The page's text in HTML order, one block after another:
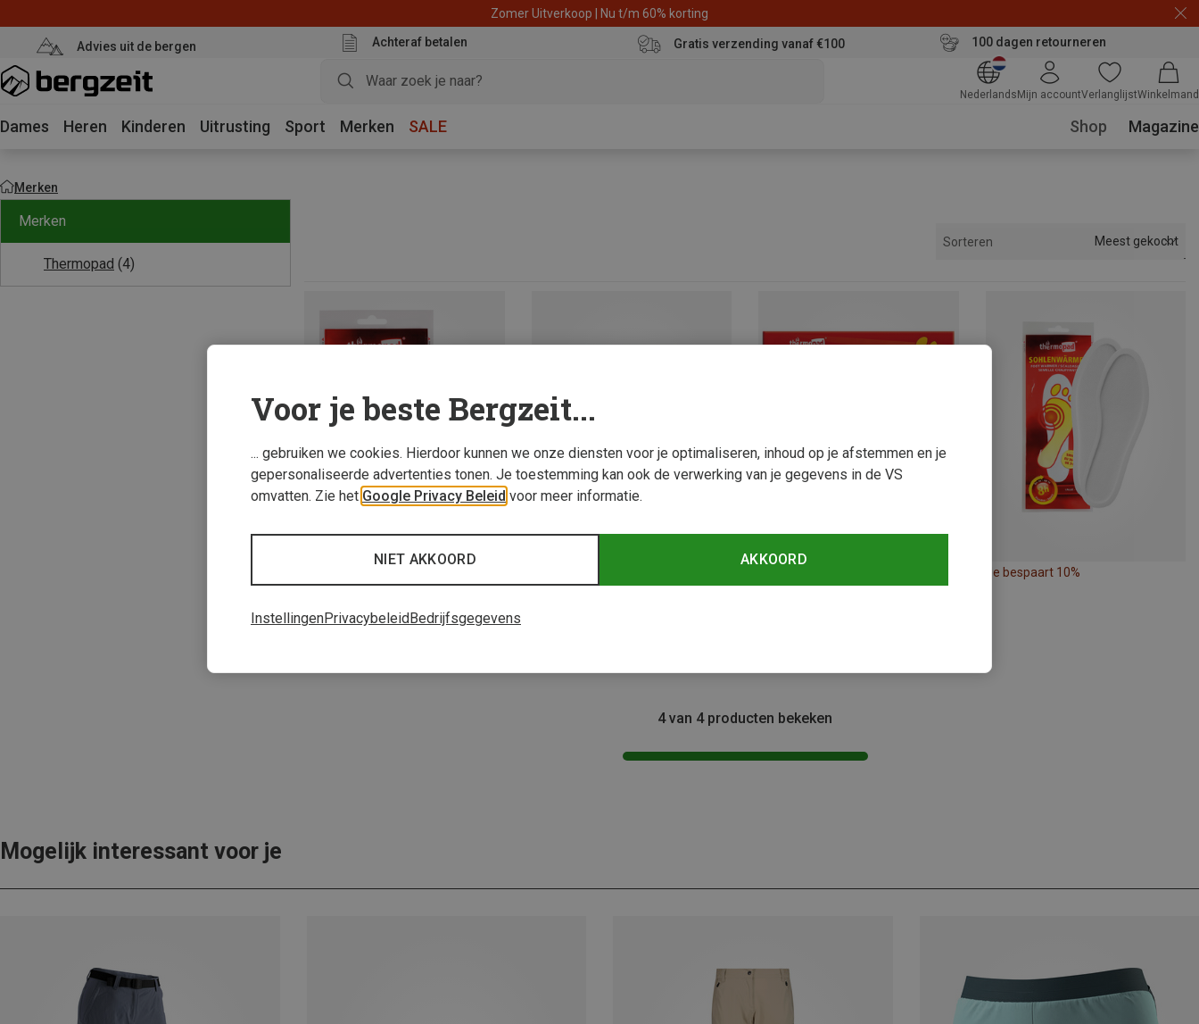
Zomer Uitverkoop | Nu t/m 60% korting
Advies uit de bergen Achteraf betalen Gratis verzending vanaf €100 100 dagen retourneren
Nederlands Mijn accountVerlanglijstWinkelmand
Dames Heren Kinderen Uitrusting Sport Merken SALE Shop Magazine
Merken
Merken
Thermopad (4)
Sorteren Meest gekocht
Je bespaart 10%
4 van 4 producten bekeken
Mogelijk interessant voor je
Voor je beste Bergzeit...
... gebruiken we cookies. Hierdoor kunnen we onze diensten voor je optimaliseren, inhoud op je afstemmen en je
gepersonaliseerde advertenties tonen. Je toestemming kan ook de verwerking van je gegevens in de VS
omvatten. Zie het Google Privacy Beleid voor meer informatie.
AKKOORD
NIET AKKOORD
InstellingenPrivacybeleid Bedrijfsgegevens